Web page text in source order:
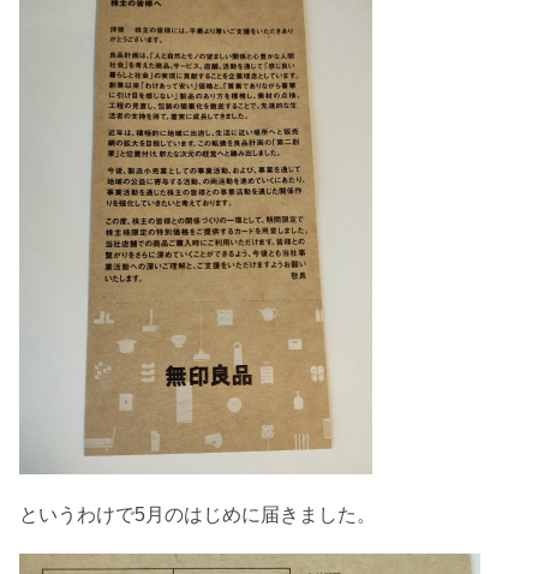
というわけで5月のはじめに届きました。